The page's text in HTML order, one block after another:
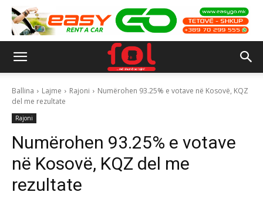
Ballina Lajme Rajoni
Numërohen 93.25% e votave në Kosovë, KQZ
del me rezultate
Rajoni
Numërohen 93.25% e votave
në Kosovë, KQZ del me
rezultate